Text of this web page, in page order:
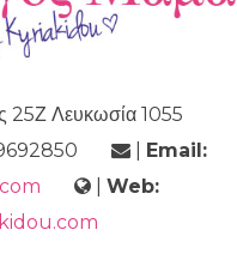
25Ζ Λευκωσία 1055
| Email:
Web: